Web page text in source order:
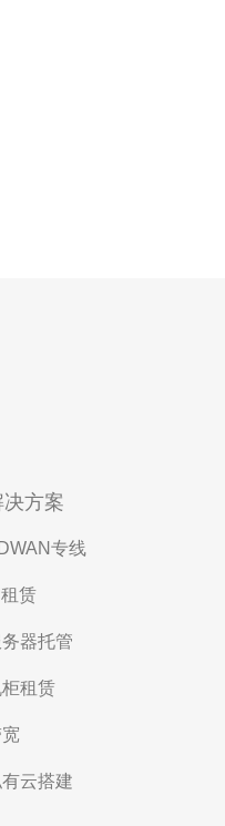
宜方案偏向单机+简
决方案
专线
租赁
务器托管
租赁
云搭建